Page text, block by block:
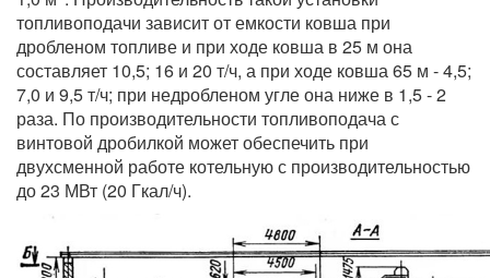
топливоподачи зависит от емкости ковша при
дробленом топливе и при ходе ковша в 25 м она
составляет 10,5; 16 и 20 т/ч, а при ходе ковша 65 м - 4,5;
7,0 и 9,5 т/ч; при недробленом угле она ниже в 1,5 - 2
раза. По производительности топливоподача с
винтовой дробилкой может обеспечить при
двухсменной работе котельную с производительностью
до 23 МВт (20 Гкал/ч).